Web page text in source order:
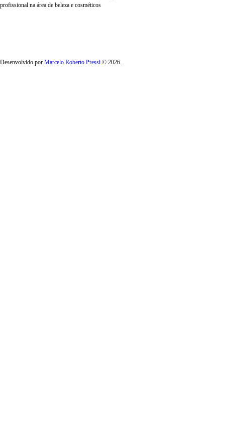
profissional na área de beleza e cosméticos
Desenvolvido por Marcelo Roberto Pressi © 2026.